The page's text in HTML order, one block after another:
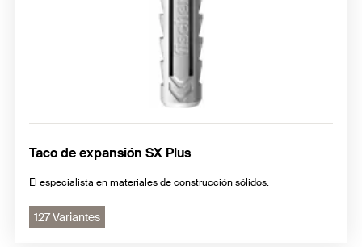
Taco de expansión SX Plus
El especialista en materiales de construcción sólidos.
127 Variantes